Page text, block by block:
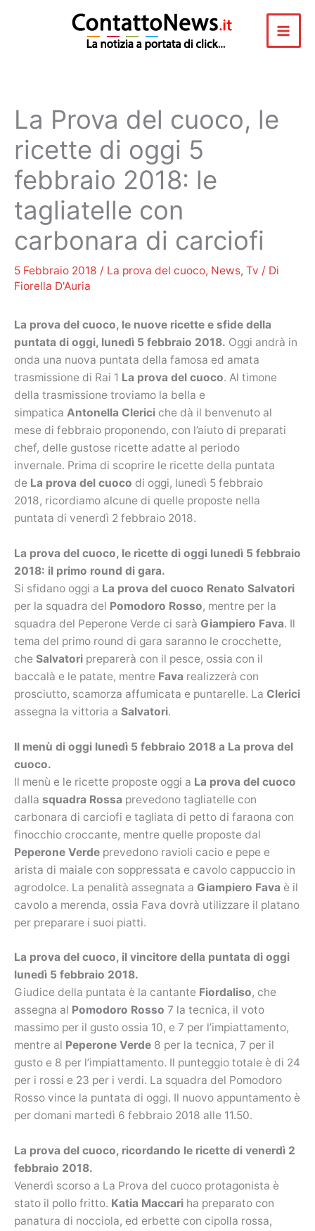
La Prova del cuoco, le
ricette di oggi 5
febbraio 2018: le
tagliatelle con
carbonara di carciofi
5 Febbraio 2018 / La prova del cuoco, News, Tv / Di
Fiorella D'Auria
La prova del cuoco, le nuove ricette e sfide della
puntata di oggi, lunedì 5 febbraio 2018. Oggi andrà in
onda una nuova puntata della famosa ed amata
trasmissione di Rai 1 La prova del cuoco. Al timone
della trasmissione troviamo la bella e
simpatica Antonella Clerici che dà il benvenuto al
mese di febbraio proponendo, con l’aiuto di preparati
chef, delle gustose ricette adatte al periodo
invernale. Prima di scoprire le ricette della puntata
de La prova del cuoco di oggi, lunedì 5 febbraio
2018, ricordiamo alcune di quelle proposte nella
puntata di venerdì 2 febbraio 2018.
La prova del cuoco, le ricette di oggi lunedì 5 febbraio
2018: il primo round di gara.
Si sfidano oggi a La prova del cuoco Renato Salvatori
per la squadra del Pomodoro Rosso, mentre per la
squadra del Peperone Verde ci sarà Giampiero Fava. Il
tema del primo round di gara saranno le crocchette,
che Salvatori preparerà con il pesce, ossia con il
baccalà e le patate, mentre Fava realizzerà con
prosciutto, scamorza affumicata e puntarelle. La Clerici
assegna la vittoria a Salvatori.
Il menù di oggi lunedì 5 febbraio 2018 a La prova del
cuoco.
Il menù e le ricette proposte oggi a La prova del cuoco
dalla squadra Rossa prevedono tagliatelle con
carbonara di carciofi e tagliata di petto di faraona con
finocchio croccante, mentre quelle proposte dal
Peperone Verde prevedono ravioli cacio e pepe e
arista di maiale con soppressata e cavolo cappuccio in
agrodolce. La penalità assegnata a Giampiero Fava è il
cavolo a merenda, ossia Fava dovrà utilizzare il platano
per preparare i suoi piatti.
La prova del cuoco, il vincitore della puntata di oggi
lunedì 5 febbraio 2018.
Giudice della puntata è la cantante Fiordaliso, che
assegna al Pomodoro Rosso 7 la tecnica, il voto
massimo per il gusto ossia 10, e 7 per l’impiattamento,
mentre al Peperone Verde 8 per la tecnica, 7 per il
gusto e 8 per l’impiattamento. Il punteggio totale è di 24
per i rossi e 23 per i verdi. La squadra del Pomodoro
Rosso vince la puntata di oggi. Il nuovo appuntamento è
per domani martedì 6 febbraio 2018 alle 11.50.
La prova del cuoco, ricordando le ricette di venerdì 2
febbraio 2018.
Venerdì scorso a La Prova del cuoco protagonista è
stato il pollo fritto. Katia Maccari ha preparato con
panatura di nocciola, ed erbette con cipolla rossa,